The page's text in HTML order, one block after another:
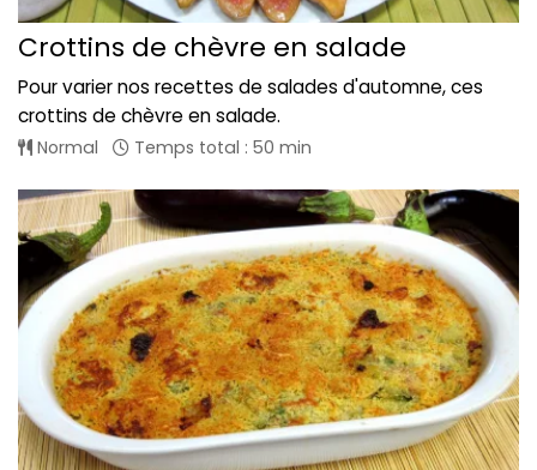
Crottins de chèvre en salade
Pour varier nos recettes de salades d'automne, ces
crottins de chèvre en salade.
Normal Temps total : 50 min